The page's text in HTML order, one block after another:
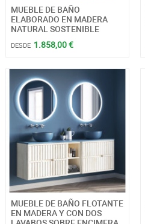
MUEBLE DE BAÑO
ELABORADO EN MADERA
NATURAL SOSTENIBLE
DESDE 1.858,00 €
MUEBLE DE BAÑO FLOTANTE
EN MADERA Y CON DOS